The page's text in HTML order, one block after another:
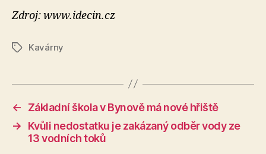
Zdroj: www.idecin.cz
ŠtítkyKavárny
←
Základní škola v Bynově má nové hřiště
→
Kvůli nedostatku je zakázaný odběr vody ze
13 vodních toků